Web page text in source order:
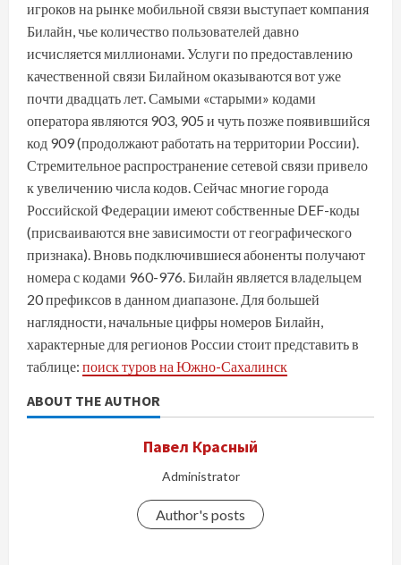
игроков на рынке мобильной связи выступает компания
Билайн, чье количество пользователей давно
исчисляется миллионами. Услуги по предоставлению
качественной связи Билайном оказываются вот уже
почти двадцать лет. Самыми «старыми» кодами
оператора являются 903, 905 и чуть позже появившийся
код 909 (продолжают работать на территории России).
Стремительное распространение сетевой связи привело
к увеличению числа кодов. Сейчас многие города
Российской Федерации имеют собственные DEF-коды
(присваиваются вне зависимости от географического
признака). Вновь подключившиеся абоненты получают
номера с кодами 960-976. Билайн является владельцем
20 префиксов в данном диапазоне. Для большей
наглядности, начальные цифры номеров Билайн,
характерные для регионов России стоит представить в
таблице: поиск туров на Южно-Сахалинск
ABOUT THE AUTHOR
Павел Красный
Administrator
Author's posts